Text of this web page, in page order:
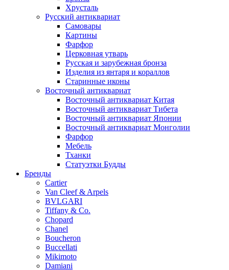
Хрусталь
Русский антиквариат
Самовары
Картины
Фарфор
Церковная утварь
Русская и зарубежная бронза
Изделия из янтаря и кораллов
Старинные иконы
Восточный антиквариат
Восточный антиквариат Китая
Восточный антиквариат Тибета
Восточный антиквариат Японии
Восточный антиквариат Монголии
Фарфор
Мебель
Тханки
Статуэтки Будды
Бренды
Cartier
Van Cleef & Arpels
BVLGARI
Tiffany & Co.
Chopard
Chanel
Boucheron
Buccellati
Mikimoto
Damiani